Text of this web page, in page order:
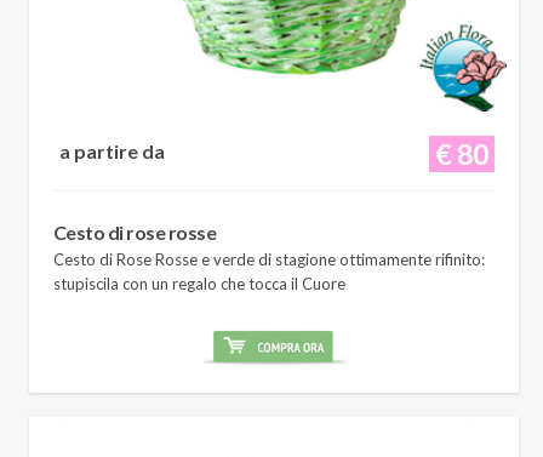
€ 80
a partire da
Cesto di rose rosse
Cesto di Rose Rosse e verde di stagione ottimamente rifinito:
stupiscila con un regalo che tocca il Cuore